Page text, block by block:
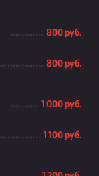
800 руб.
800 руб.
1 000 руб.
1 100 руб.